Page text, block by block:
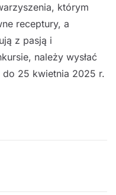
którym
receptury, a
z pasją i
należy wysłać
do 25 kwietnia 2025 r.